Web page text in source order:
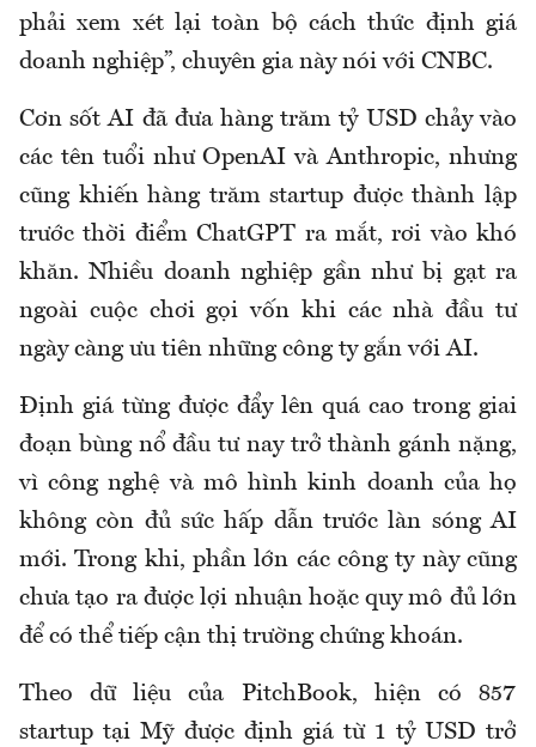
phải xem xét lại toàn bộ cách thức định giá
doanh nghiệp”, chuyên gia này nói với CNBC.
Cơn sốt AI đã đưa hàng trăm tỷ USD chảy vào
các tên tuổi như OpenAI và Anthropic, nhưng
cũng khiến hàng trăm startup được thành lập
trước thời điểm ChatGPT ra mắt, rơi vào khó
khăn. Nhiều doanh nghiệp gần như bị gạt ra
ngoài cuộc chơi gọi vốn khi các nhà đầu tư
ngày càng ưu tiên những công ty gắn với AI.
Định giá từng được đẩy lên quá cao trong giai
đoạn bùng nổ đầu tư nay trở thành gánh nặng,
vì công nghệ và mô hình kinh doanh của họ
không còn đủ sức hấp dẫn trước làn sóng AI
mới. Trong khi, phần lớn các công ty này cũng
chưa tạo ra được lợi nhuận hoặc quy mô đủ lớn
để có thể tiếp cận thị trường chứng khoán.
Theo dữ liệu của PitchBook, hiện có 857
startup tại Mỹ được định giá từ 1 tỷ USD trở